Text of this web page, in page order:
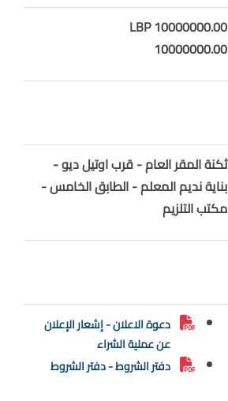
10000000.00 LBP
10000000.00
ثكنة المقر العام - قرب اوتيل ديو -
بناية نديم المعلم - الطابق الخامس -
مكتب التلزيم
دعوة الاعلان - إشعار الإعلان
عن عملية الشراء
دفتر الشروط - دفتر الشروط